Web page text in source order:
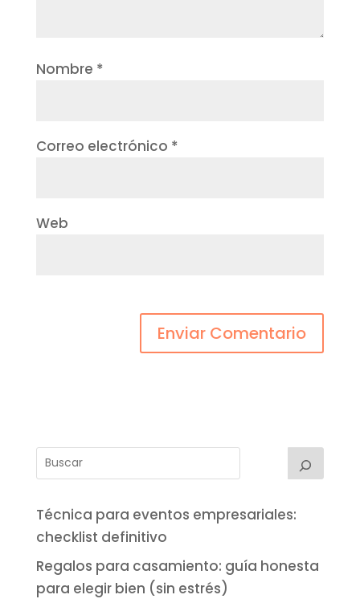
Nombre *
Correo electrónico *
Web
Técnica para eventos empresariales:
checklist definitivo
Regalos para casamiento: guía honesta
para elegir bien (sin estrés)